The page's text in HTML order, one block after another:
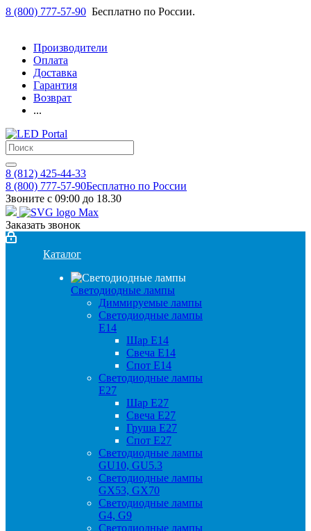
8 (800) 777-57-90 Бесплатно по России.
Производители
Оплата
Доставка
Гарантия
Возврат
...
8 (812) 425-44-33
8 (800) 777-57-90Бесплатно по России
Звоните с 09:00 до 18.30
Заказать звонок
Каталог
Светодиодные лампы
Диммируемые лампы
Светодиодные лампы
Е14
Шар Е14
Свеча Е14
Спот Е14
Светодиодные лампы
Е27
Шар Е27
Свеча Е27
Груша Е27
Спот Е27
Светодиодные лампы
GU10, GU5.3
Светодиодные лампы
GX53, GX70
Светодиодные лампы
G4, G9
Светодиодные лампы